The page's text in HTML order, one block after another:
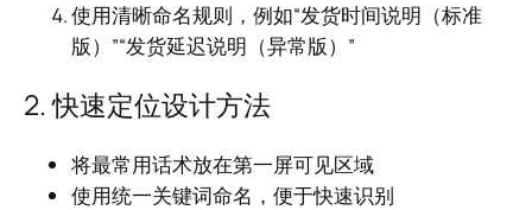
使用清晰命名规则，例如“发货时间说明（标准
版）”“发货延迟说明（异常版）”
2. 快速定位设计方法
将最常用话术放在第一屏可见区域
使用统一关键词命名，便于快速识别